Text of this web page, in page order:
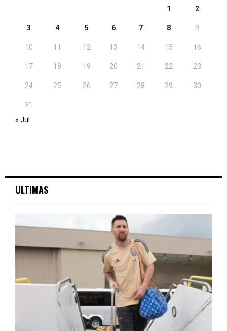
1 2
3 4 5 6 7 8 9
10 11 12 13 14 15 16
17 18 19 20 21 22 23
24 25 26 27 28 29 30
31
« Jul
ULTIMAS